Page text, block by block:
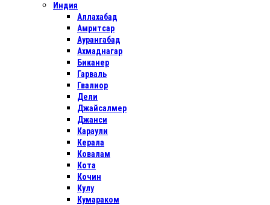
Индия
Аллахабад
Амритсар
Аурангабад
Ахмаднагар
Биканер
Гарваль
Гвалиор
Дели
Джайсалмер
Джанси
Караули
Керала
Ковалам
Кота
Кочин
Кулу
Кумараком